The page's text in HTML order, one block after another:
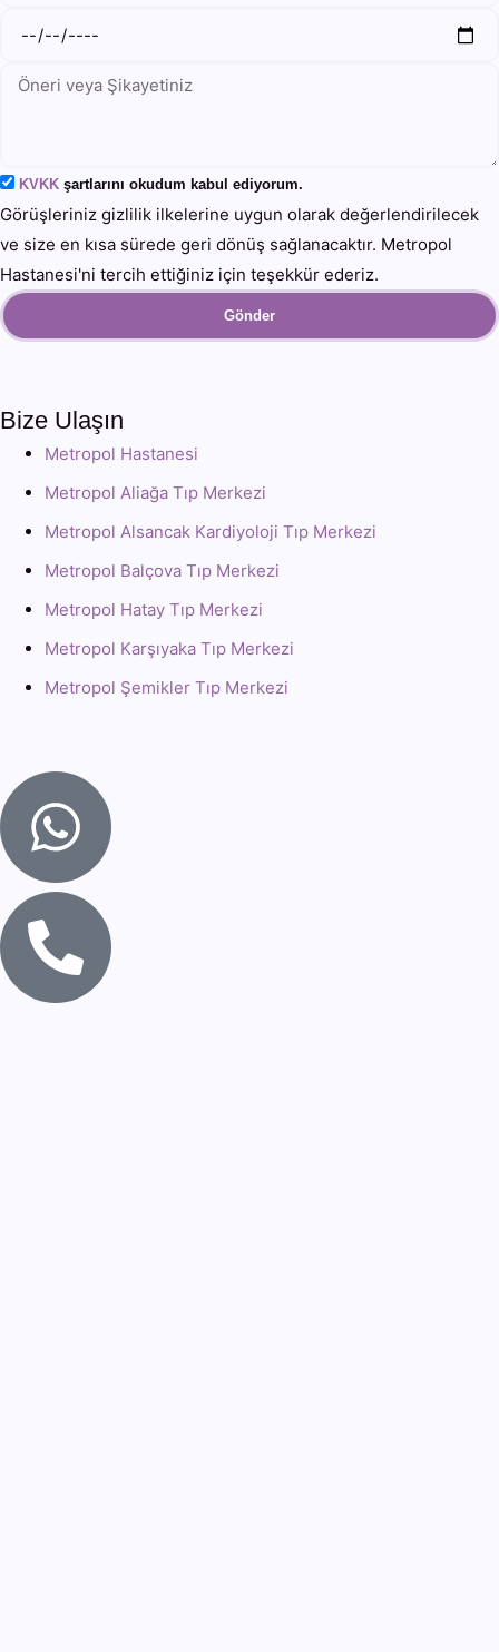
KVKK şartlarını okudum kabul ediyorum.
Görüşleriniz gizlilik ilkelerine uygun olarak değerlendirilecek
ve size en kısa sürede geri dönüş sağlanacaktır. Metropol
Hastanesi'ni tercih ettiğiniz için teşekkür ederiz.
Gönder
Bize Ulaşın
Metropol Hastanesi
Metropol Aliağa Tıp Merkezi
Metropol Alsancak Kardiyoloji Tıp Merkezi
Metropol Balçova Tıp Merkezi
Metropol Hatay Tıp Merkezi
Metropol Karşıyaka Tıp Merkezi
Metropol Şemikler Tıp Merkezi